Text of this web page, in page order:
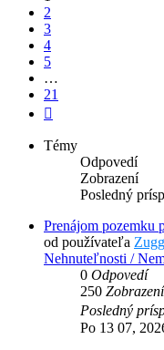
2
3
4
5
…
21
Témy
Odpovedí
Zobrazení
Posledný
Prenájom pozemku
od používateľa
Nehnuteľnosti /
0 Odpovedí
250 Zobrazení
Posledný
Po 13 07,